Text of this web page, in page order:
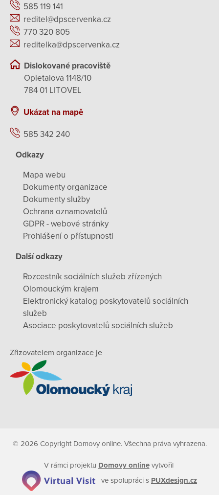
585 119 141
reditel@dpscervenka.cz
770 320 805
reditelka@dpscervenka.cz
Dislokované pracoviště
Opletalova 1148/10
784 01 LITOVEL
Ukázat na mapě
585 342 240
Odkazy
Mapa webu
Dokumenty organizace
Dokumenty služby
Ochrana oznamovatelů
GDPR - webové stránky
Prohlášení o přístupnosti
Další odkazy
Rozcestník sociálních služeb zřízených
Olomouckým krajem
Elektronický katalog poskytovatelů sociálních
služeb
Asociace poskytovatelů sociálních služeb
Zřizovatelem organizace je
© 2026 Copyright Domovy online. Všechna práva vyhrazena.
V rámci projektu Domovy onlinevytvořil
ve spolupráci s PUXdesign.cz